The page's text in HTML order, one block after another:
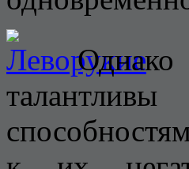
Однако